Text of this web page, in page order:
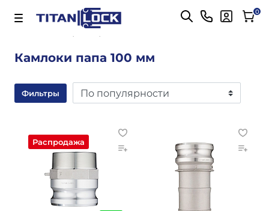
Важно! Для оплаты заказов Подробнее 0
Камлоки папа 100 мм
Фильтры
Распродажа